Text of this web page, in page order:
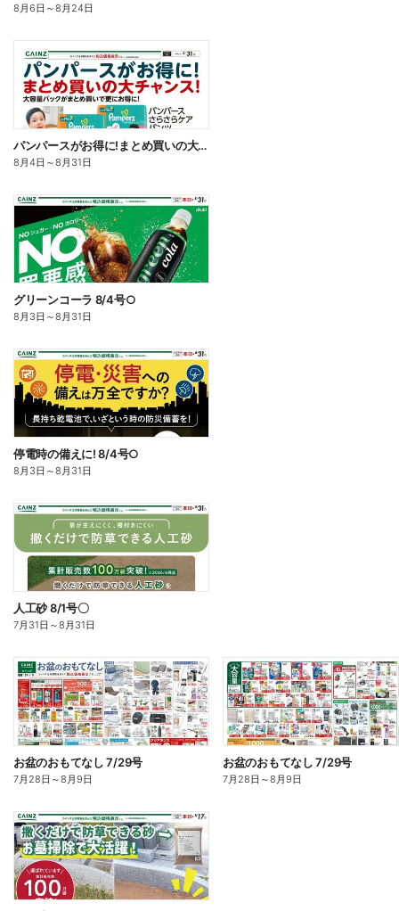
8月6日 ～8月24日
パンパースがお得に!まとめ買いの大チャンス!〇
8月4日 ～8月31日
グリーンコーラ 8/4号○
8月3日 ～8月31日
停電時の備えに! 8/4号○
8月3日 ～8月31日
人工砂 8/1号〇
7月31日 ～8月31日
お盆のおもてなし 7/29号
7月28日 ～8月9日
お盆のおもてなし 7/29号
7月28日 ～8月9日